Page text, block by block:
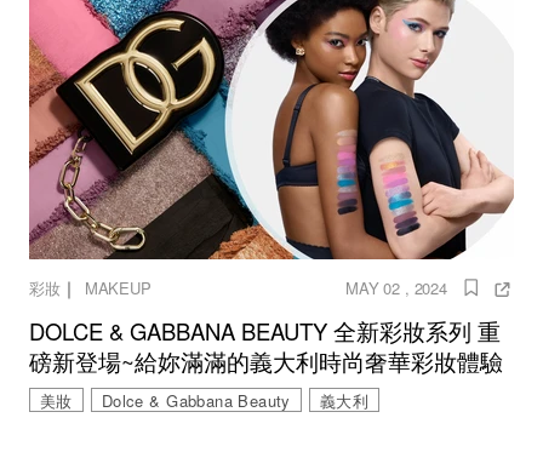
彩妝｜ MAKEUP MAY 02 , 2024
DOLCE & GABBANA BEAUTY 全新彩妝系列 重
磅新登場~給妳滿滿的義大利時尚奢華彩妝體驗
美妝 Dolce & Gabbana Beauty 義大利